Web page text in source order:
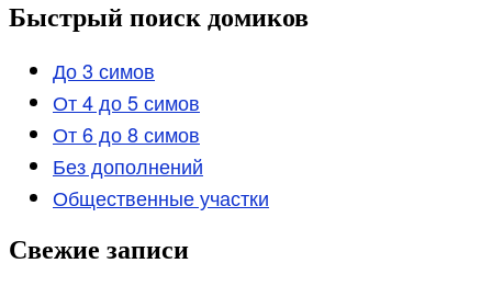
Быстрый поиск домиков
До 3 симов
От 4 до 5 симов
От 6 до 8 симов
Без дополнений
Общественные участки
Свежие записи